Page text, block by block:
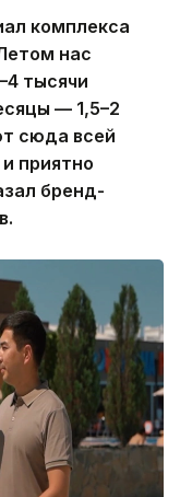
комплекса
нас
тысячи
— 1,5–2
сюда всей
приятно
бренд-